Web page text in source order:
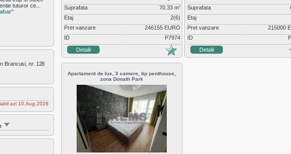
tuturor ce...
Brancusi, nr. 128
azi 10.Aug.2026
Suprafata
70.33 m2
Etaj
2(6)
Pret vanzare
246155 EURO
ID
P7974
Detalii
Suprafata
Etaj
Pret vanzare
215000
ID
Detalii
Apartament de lux, 3 camere, tip penthouse,
zona Donath Park